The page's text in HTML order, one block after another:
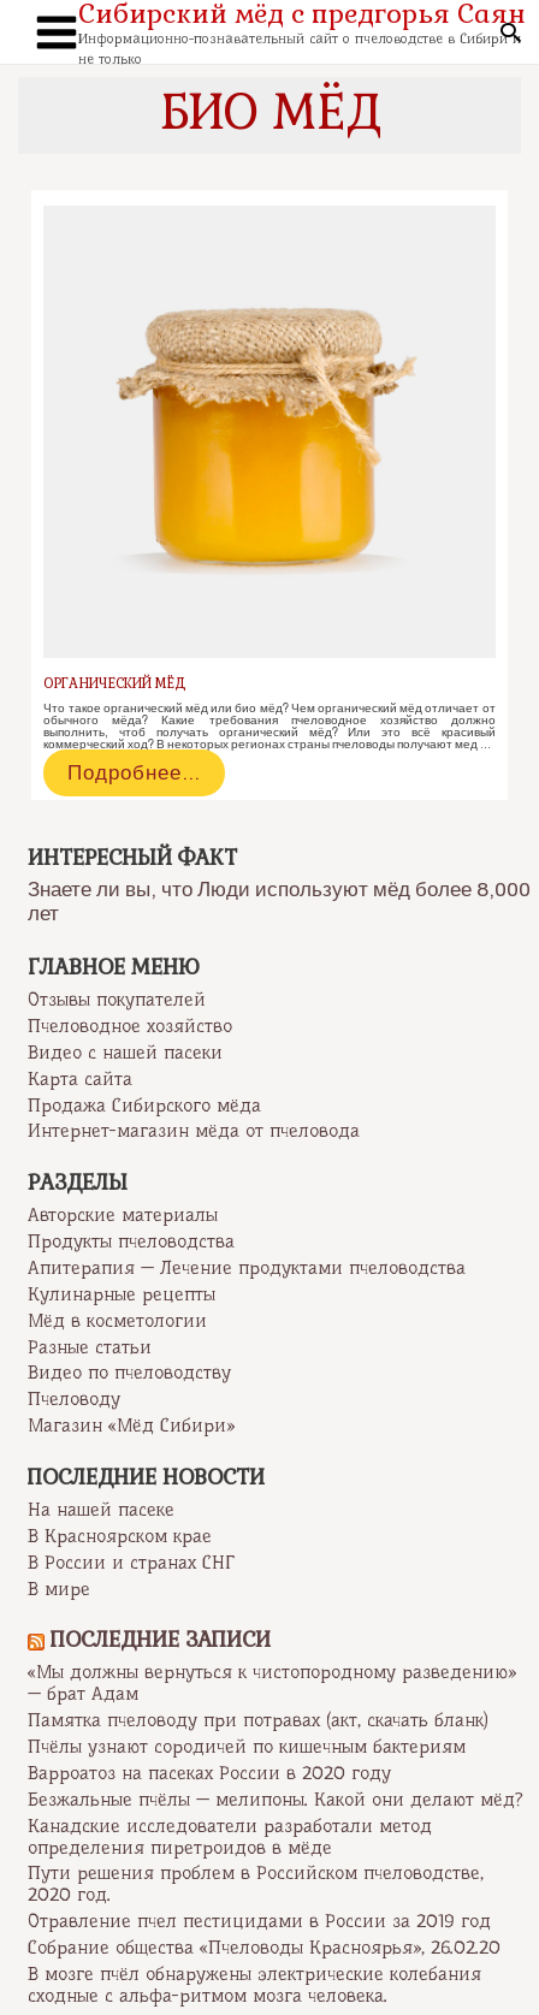
содержимому
Main
Сибирский мёд с предгорья Саян
Информационно-познавательный сайт о пчеловодстве в Сибири и
не только
БИО МЁД
ОРГАНИЧЕСКИЙ МЁД
Что такое органический мёд или био мёд? Чем органический мёд отличает от
обычного мёда? Какие требования пчеловодное хозяйство должно
выполнить, чтоб получать органический мёд? Или это всё красивый
коммерческий ход? В некоторых регионах страны пчеловоды получают мед …
Органический
мёд
Подробнее…
ИНТЕРЕСНЫЙ ФАКТ
Знаете ли вы, что Люди используют мёд более 8,000
лет
ГЛАВНОЕ МЕНЮ
Отзывы покупателей
Пчеловодное хозяйство
Видео с нашей пасеки
Карта сайта
Продажа Сибирского мёда
Интернет-магазин мёда от пчеловода
РАЗДЕЛЫ
Авторские материалы
Продукты пчеловодства
Апитерапия — Лечение продуктами пчеловодства
Кулинарные рецепты
Мёд в косметологии
Разные статьи
Видео по пчеловодству
Пчеловоду
Магазин «Мёд Сибири»
ПОСЛЕДНИЕ НОВОСТИ
На нашей пасеке
В Красноярском крае
В России и странах СНГ
В мире
ПОСЛЕДНИЕ ЗАПИСИ
«Мы должны вернуться к чистопородному разведению»
— брат Адам
Памятка пчеловоду при потравах (акт, скачать бланк)
Пчёлы узнают сородичей по кишечным бактериям
Варроатоз на пасеках России в 2020 году
Безжальные пчёлы — мелипоны. Какой они делают мёд?
Канадские исследователи разработали метод
определения пиретроидов в мёде
Пути решения проблем в Российском пчеловодстве,
2020 год.
Отравление пчел пестицидами в России за 2019 год
Собрание общества «Пчеловоды Красноярья», 26.02.20
В мозге пчёл обнаружены электрические колебания
сходные с альфа-ритмом мозга человека.